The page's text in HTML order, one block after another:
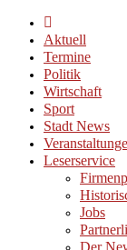
Aktuell
Termine
Politik
Wirtschaft
Sport
Stadt News
Leserservice
Jobs
Der